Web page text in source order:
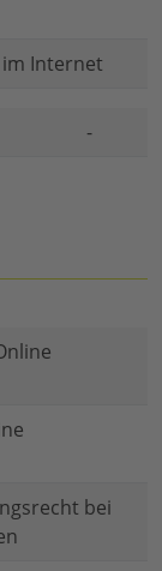
Internet
-
bei